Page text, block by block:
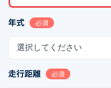
年式 必須
選択してください
走行距離 必須